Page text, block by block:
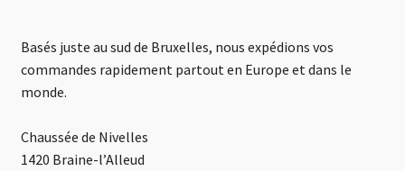
Basés juste au sud de Bruxelles, nous expédions vos
commandes rapidement partout en Europe et dans le
monde.
Chaussée de Nivelles
1420 Braine-l’Alleud